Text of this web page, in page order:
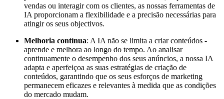
vendas ou interagir com os clientes, as nossas ferramentas de
IA proporcionam a flexibilidade e a precisão necessárias para
atingir os seus objectivos.
Melhoria contínua: A IA não se limita a criar conteúdos -
aprende e melhora ao longo do tempo. Ao analisar
continuamente o desempenho dos seus anúncios, a nossa IA
adapta e aperfeiçoa as suas estratégias de criação de
conteúdos, garantindo que os seus esforços de marketing
permanecem eficazes e relevantes à medida que as condições
do mercado mudam.